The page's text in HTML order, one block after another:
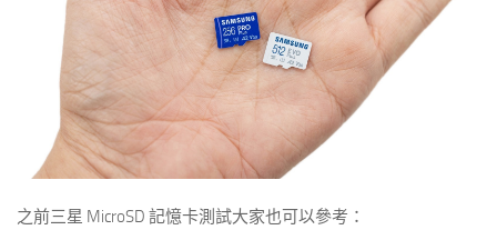
之前三星 MicroSD 記憶卡測試大家也可以參考：